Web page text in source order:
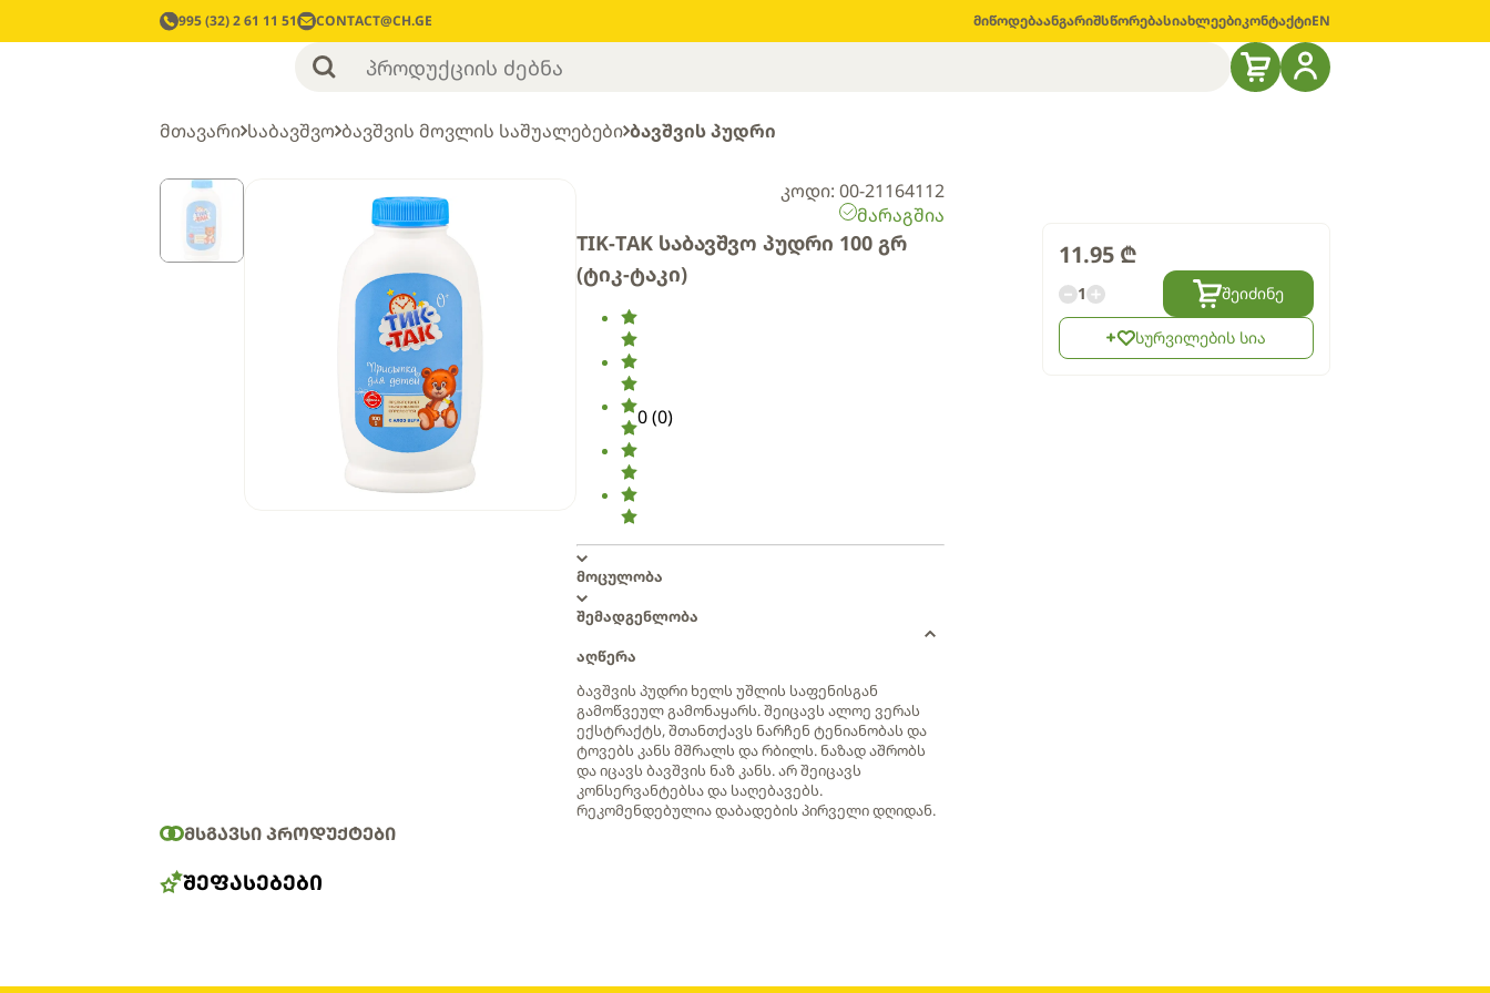
995 (32) 2 61 11 51 CONTACT@CH.GE მიწოდებაანგარიშსწორებასიახლეებიკონტაქტიEN
მთავარი საბავშვო ბავშვის მოვლის საშუალებები ბავშვის პუდრი
კოდი: 00-21164112
მარაგშია
TIK-TAK საბავშვო პუდრი 100 გრ
(ტიკ-ტაკი)
0(0)
მოცულობა
შემადგენლობა
აღწერა
ბავშვის პუდრი ხელს უშლის საფენისგან
გამოწვეულ გამონაყარს. შეიცავს ალოე ვერას
ექსტრაქტს, შთანთქავს ნარჩენ ტენიანობას და
ტოვებს კანს მშრალს და რბილს. ნაზად აშრობს
და იცავს ბავშვის ნაზ კანს. არ შეიცავს
კონსერვანტებსა და საღებავებს.
რეკომენდებულია დაბადების პირველი დღიდან.
ᲛᲡᲒᲐᲕᲡᲘ ᲞᲠᲝᲓᲣᲥᲢᲔᲑᲘ
ᲨᲔᲤᲐᲡᲔᲑᲔᲑᲘ
11.95₾
1 შეიძინე
სურვილების სია